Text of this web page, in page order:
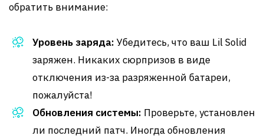
обратить внимание:
Уровень заряда: Убедитесь, что ваш Lil Solid
заряжен. Никаких сюрпризов в виде
отключения из-за разряженной батареи,
пожалуйста!
Обновления системы: Проверьте, установлен
ли последний патч. Иногда обновления